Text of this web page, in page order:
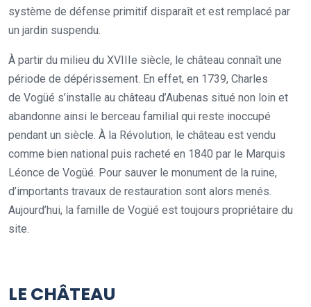
système de défense primitif disparaît et est remplacé par
un jardin suspendu.
À partir du milieu du XVIIIe siècle, le château connaît une
période de dépérissement. En effet, en 1739, Charles
de Vogüé s’installe au château d’Aubenas situé non loin et
abandonne ainsi le berceau familial qui reste inoccupé
pendant un siècle. À la Révolution, le château est vendu
comme bien national puis racheté en 1840 par le Marquis
Léonce de Vogüé. Pour sauver le monument de la ruine,
d’importants travaux de restauration sont alors menés.
Aujourd’hui, la famille de Vogüé est toujours propriétaire du
site.
LE CHÂTEAU